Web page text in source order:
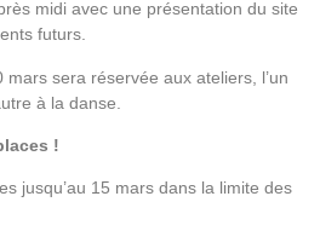
midi avec une présentation du site
futurs.
sera réservée aux ateliers, l’un
à la danse.
!
jusqu’au 15 mars dans la limite des